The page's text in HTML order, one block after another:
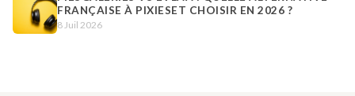
FRANÇAISE À PIXIESET CHOISIR EN 2026 ?
8 Juil 2026